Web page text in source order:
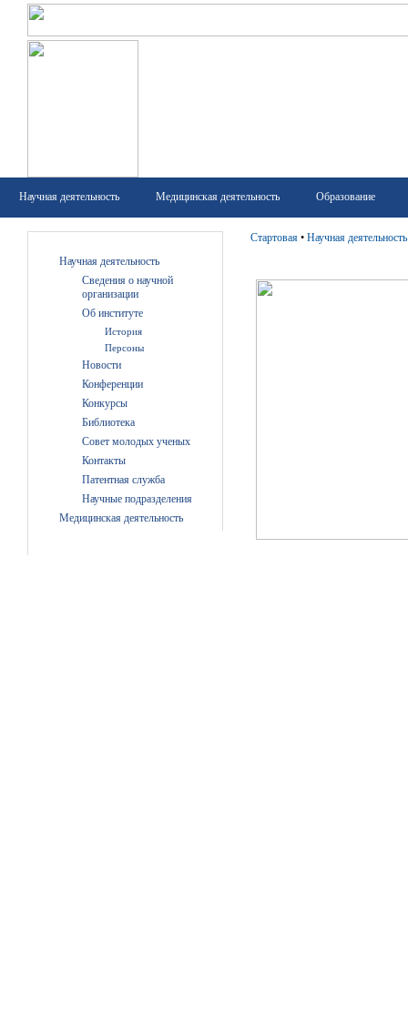
Научная деятельность Медицинская деятельность Образование
Научная деятельность
Сведения о научной
организации
Об институте
История
Персоны
Новости
Конференции
Конкурсы
Библиотека
Совет молодых ученых
Контакты
Патентная служба
Научные подразделения
Медицинская деятельность
Стартовая • Научная деятельность